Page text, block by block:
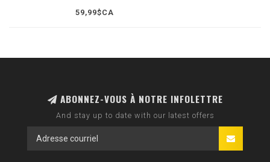
59,99$CA
ABONNEZ-VOUS À NOTRE INFOLETTRE
And stay up to date with our latest offers